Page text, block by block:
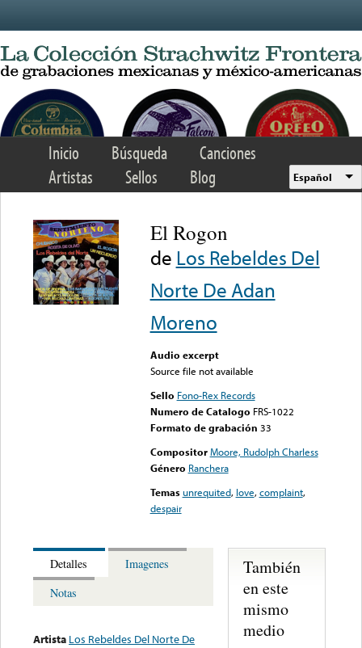
Inicio Búsqueda
Canciones
Artistas
Sellos Blog Español
El Rogon
de Los Rebeldes Del
Norte De Adan
Moreno
Audio excerpt
Source file not available
Sello Fono-Rex Records
Numero de Catalogo FRS-1022
Formato de grabación 33
Compositor Moore, Rudolph Charless
Género Ranchera
Temas unrequited, love,complaint,
despair
Detalles
Imagenes
Notas
Artista Los Rebeldes Del Norte De
También
en este
mismo
medio